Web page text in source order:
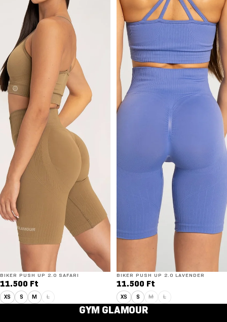
BIKER PUSH UP 2.0 SAFARI
11.500 Ft
XS S M L
BIKER PUSH UP 2.0 LAVENDER
11.500 Ft
XS S M L
GYM GLAMOUR